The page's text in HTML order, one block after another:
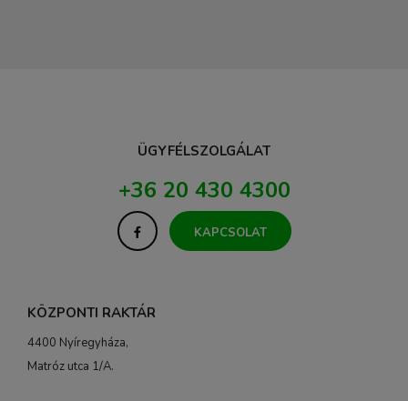
ÜGYFÉLSZOLGÁLAT
+36 20 430 4300
KAPCSOLAT
KÖZPONTI RAKTÁR
4400 Nyíregyháza,
Matróz utca 1/A.